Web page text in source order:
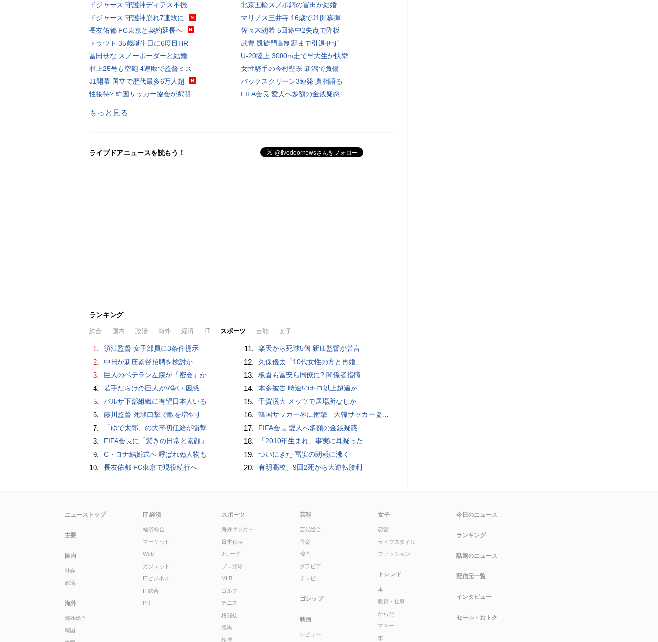
ドジャース 守護神ディアス不振
ドジャース 守護神崩れ7連敗に
長友佑都 FC東京と契約延長へ
トラウト 35歳誕生日に6度目HR
冨田せな スノーボーダーと結婚
村上25号も空砲 4連敗で監督ミス
J1開幕 国立で歴代最多6万人超
性接待? 韓国サッカー協会が釈明
北京五輪スノボ銅の冨田が結婚
マリノス三井寺 16歳でJ1開幕弾
佐々木朗希 5回途中2失点で降板
武豊 凱旋門賞制覇まで引退せず
U-20陸上 3000m走で早大生が快挙
女性騎手の今村聖奈 新潟で負傷
バックスクリーン3連発 真相語る
FIFA会長 愛人へ多額の金銭疑惑
もっと見る
ライブドアニュースを読もう！
ランキング
総合 国内 政治 海外 経済 IT スポーツ 芸能 女子
1. 須江監督 女子部員に3条件提示
2. 中日が新庄監督招聘を検討か
3. 巨人のベテラン左腕が「密会」か
4. 若手だらけの巨人がV争い 困惑
5. バルサ下部組織に有望日本人いる
6. 藤川監督 死球口撃で敵を増やす
7. 「ゆで太郎」の大卒初任給が衝撃
8. FIFA会長に「驚きの日常と素顔」
9. C・ロナ結婚式へ 呼ばれぬ人物も
10. 長友佑都 FC東京で現役続行へ
11. 楽天から死球5個 新庄監督が苦言
12. 久保優太「10代女性の方と再婚」
13. 板倉も冨安ら同僚に? 関係者指摘
14. 本多被告 時速50キロ以上超過か
15. 千賀滉大 メッツで居場所なしか
16. 韓国サッカー界に衝撃 大韓サッカー協会に外国人審判への“性的接待”疑惑 韓国メディアが報道
17. FIFA会長 愛人へ多額の金銭疑惑
18. 「2010年生まれ」事実に耳疑った
19. ついにきた 冨安の朗報に沸く
20. 有明高校、9回2死から大逆転勝利
ニューストップ
主要
国内
社会
政治
海外
海外総合
韓国
IT 経済
経済総合
マーケット
Web
ガジェット
ITビジネス
IT総合
PR
スポーツ
海外サッカー
日本代表
Jリーグ
プロ野球
MLB
ゴルフ
テニス
格闘技
競馬
相撲
芸能
芸能総合
音楽
韓流
グラビア
テレビ
ゴシップ
映画
レビュー
女子
恋愛
ライフスタイル
ファッション
トレンド
本
教育・仕事
からだ
マネー
車
今日のニュース
ランキング
話題のニュース
配信元一覧
インタビュー
セール・おトク